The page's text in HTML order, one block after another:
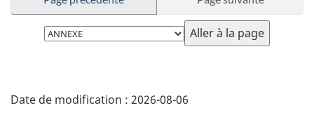
Choisissez
la
é
Date de modification : 2026-08-06